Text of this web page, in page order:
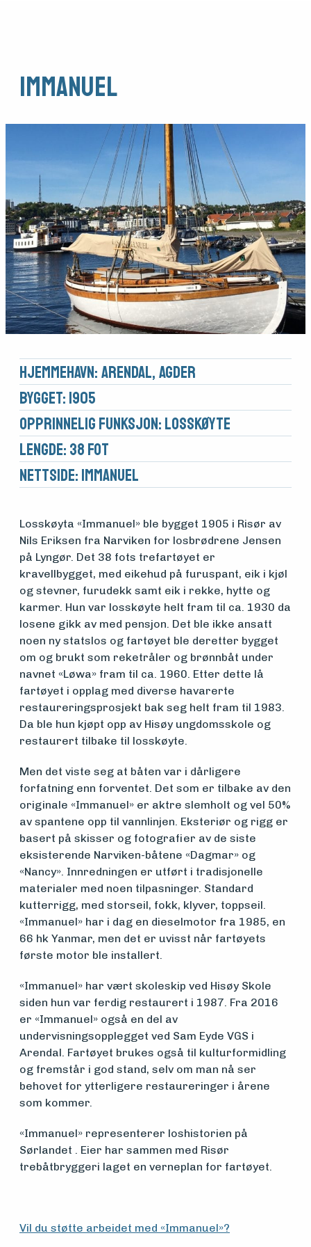
Medlemsfartøy
Søk
om
midler
Vern,
vedlikehold
og drift
Om
foreningen
Arrangementer
Immanuel
Hjemmehavn: Arendal, Agder
Bygget: 1905
Opprinnelig funksjon: Losskøyte
Lengde: 38 fot
Nettside: Immanuel
Losskøyta «Immanuel» ble bygget 1905 i Risør av
Nils Eriksen fra Narviken for losbrødrene Jensen
på Lyngør. Det 38 fots trefartøyet er
kravellbygget, med eikehud på furuspant, eik i kjøl
og stevner, furudekk samt eik i rekke, hytte og
karmer. Hun var losskøyte helt fram til ca. 1930 da
losene gikk av med pensjon. Det ble ikke ansatt
noen ny statslos og fartøyet ble deretter bygget
om og brukt som reketråler og brønnbåt under
navnet «Løwa» fram til ca. 1960. Etter dette lå
fartøyet i opplag med diverse havarerte
restaureringsprosjekt bak seg helt fram til 1983.
Da ble hun kjøpt opp av Hisøy ungdomsskole og
restaurert tilbake til losskøyte.
Men det viste seg at båten var i dårligere
forfatning enn forventet. Det som er tilbake av den
originale «Immanuel» er aktre slemholt og vel 50%
av spantene opp til vannlinjen. Eksteriør og rigg er
basert på skisser og fotografier av de siste
eksisterende Narviken-båtene «Dagmar» og
«Nancy». Innredningen er utført i tradisjonelle
materialer med noen tilpasninger. Standard
kutterrigg, med storseil, fokk, klyver, toppseil.
«Immanuel» har i dag en dieselmotor fra 1985, en
66 hk Yanmar, men det er uvisst når fartøyets
første motor ble installert.
«Immanuel» har vært skoleskip ved Hisøy Skole
siden hun var ferdig restaurert i 1987. Fra 2016
er «Immanuel» også en del av
undervisningsopplegget ved Sam Eyde VGS i
Arendal. Fartøyet brukes også til kulturformidling
og fremstår i god stand, selv om man nå ser
behovet for ytterligere restaureringer i årene
som kommer.
«Immanuel» representerer loshistorien på
Sørlandet . Eier har sammen med Risør
trebåtbryggeri laget en verneplan for fartøyet.
Vil du støtte arbeidet med «Immanuel»?